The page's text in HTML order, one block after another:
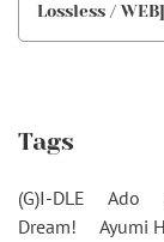
Lossless /
Tags
(G)I-DLE Ado
Dream!
Ayumi